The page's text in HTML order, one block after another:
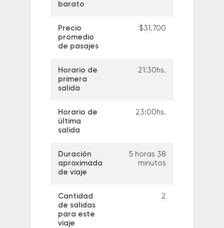
barato
Precio
promedio
de pasajes
$31.700
Horario de
primera
salida
21:30hs.
Horario de
última
salida
23:00hs.
Duración
aproximada
de viaje
5 horas 38
minutos
Cantidad
de salidas
para este
viaje
2